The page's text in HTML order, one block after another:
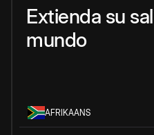
Extienda su
mundo
AFRIKAANS